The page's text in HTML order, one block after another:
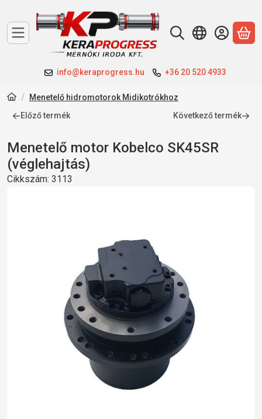
info@keraprogress.hu +36 20 520 4933
A
Menetelő hidromotorok Midikotrókhoz
Előző termék
Következő termék
Menetelő motor Kobelco SK45SR
(véglehajtás)
Cikkszám: 3113